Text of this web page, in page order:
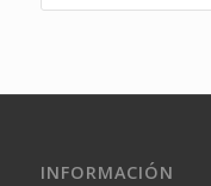
INFORMACIÓN